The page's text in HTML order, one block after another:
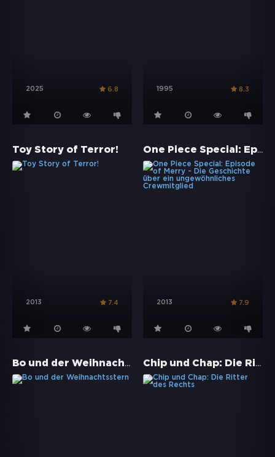
2025 6.8 1995 8.3
Toy Story of Terror!
2013 7.4
One Piece Special: Episode of Merry - Die Geschichte über ein ungewöhnliches Crewmitglied
2013 7.9
Bo und der Weihnachtsstern Chip und Chap: Die Ritter des Rechts